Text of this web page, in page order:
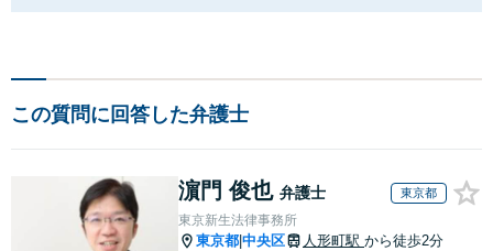
この質問に回答した弁護士
濵門 俊也 弁護士 東京都
東京新生法律事務所
東京都 中央区 人形町駅 から徒歩2分